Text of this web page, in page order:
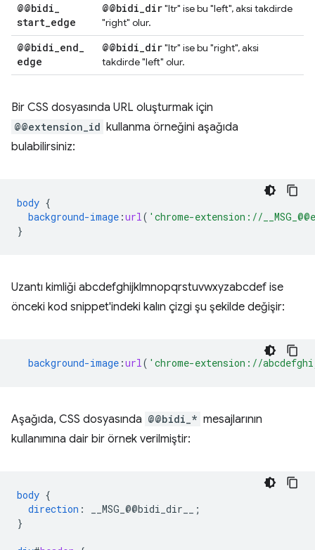
@@bidi
start edge
@@bidi dir"ltr" ise bu "left", aksi takdirde
"right" olur.
@@bidi end
edge
@@bidi dir"ltr" ise bu "right", aksi
takdirde "left" olur.
Bir CSS dosyasında URL oluşturmak için
@@extension_id kullanma örneğini aşağıda
bulabilirsiniz:
body {
background-image :url ( 'chrome-extension://
}
Uzantı kimliği abcdefghijklmnopqrstuvwxyzabcdef ise
önceki kod snippet'indeki kalın çizgi şu şekilde değişir:
background-image :url ( 'chrome-extension://
Aşağıda, CSS dosyasında @@bidi_* mesajlarının
kullanımına dair bir örnek verilmiştir:
body {
direction : __MSG_ @@bidi_dir__
;
}